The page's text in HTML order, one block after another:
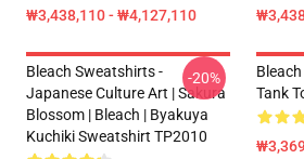
₩3,438,110 - ₩4,127,110
Bleach Sweatshirts -
Japanese Culture Art | Sakura
Blossom | Bleach | Byakuya
Kuchiki Sweatshirt TP2010
-20%
Tank